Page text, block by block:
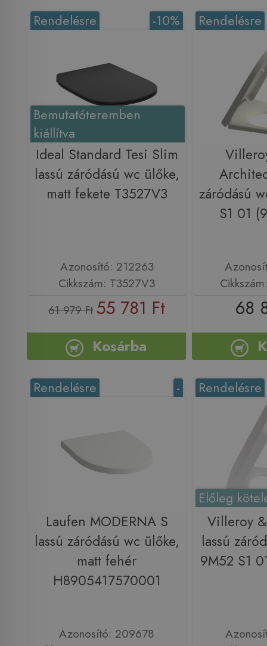
Bemutatóteremben
kiállítva
-10%
Rendelésre
Ideal Standard Tesi Slim
lassú záródású wc ülőke,
matt fekete T3527V3
Azonosító: 212263
Cikkszám: T3527V3
61 979 Ft 55 781 Ft
Kosárba
Rendelésre
záródású
S1 01
68
-
Rendelésre
Laufen MODERNA S
lassú záródású wc ülőke,
matt fehér
H8905417570001
Azonosító: 209678
Rendelésre
Előleg
Villeroy
lassú
9M52 S1